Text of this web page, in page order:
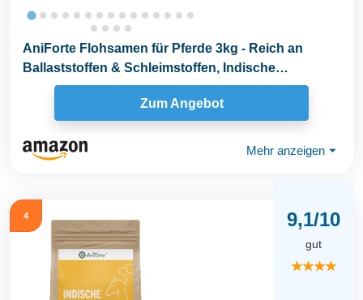
AniForte Flohsamen für Pferde 3kg - Reich an
Ballaststoffen & Schleimstoffen, Indische
Rohkost...
Zum Angebot
Mehr anzeigen ⏷
4 9,1/10
gut
★★★★